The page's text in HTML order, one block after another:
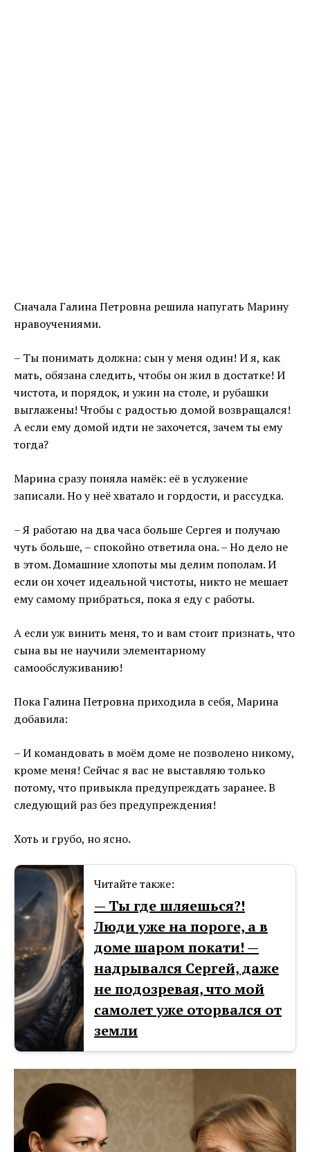
Сначала Галина Петровна решила напугать Марину
нравоучениями.
– Ты понимать должна: сын у меня один! И я, как
мать, обязана следить, чтобы он жил в достатке! И
чистота, и порядок, и ужин на столе, и рубашки
выглажены! Чтобы с радостью домой возвращался!
А если ему домой идти не захочется, зачем ты ему
тогда?
Марина сразу поняла намёк: её в услужение
записали. Но у неё хватало и гордости, и рассудка.
– Я работаю на два часа больше Сергея и получаю
чуть больше, – спокойно ответила она. – Но дело не
в этом. Домашние хлопоты мы делим пополам. И
если он хочет идеальной чистоты, никто не мешает
ему самому прибраться, пока я еду с работы.
А если уж винить меня, то и вам стоит признать, что
сына вы не научили элементарному
самообслуживанию!
Пока Галина Петровна приходила в себя, Марина
добавила:
– И командовать в моём доме не позволено никому,
кроме меня! Сейчас я вас не выставляю только
потому, что привыкла предупреждать заранее. В
следующий раз без предупреждения!
Хоть и грубо, но ясно.
Читайте также:
— Ты где шляешься?!
Люди уже на пороге, а в
доме шаром покати! —
надрывался Сергей, даже
не подозревая, что мой
самолет уже оторвался от
земли